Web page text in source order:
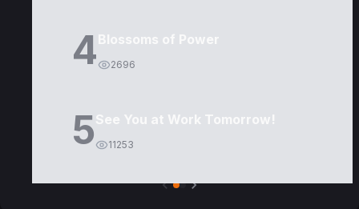
4Blossoms of Power
2696
5See You at Work Tomorrow!
11253